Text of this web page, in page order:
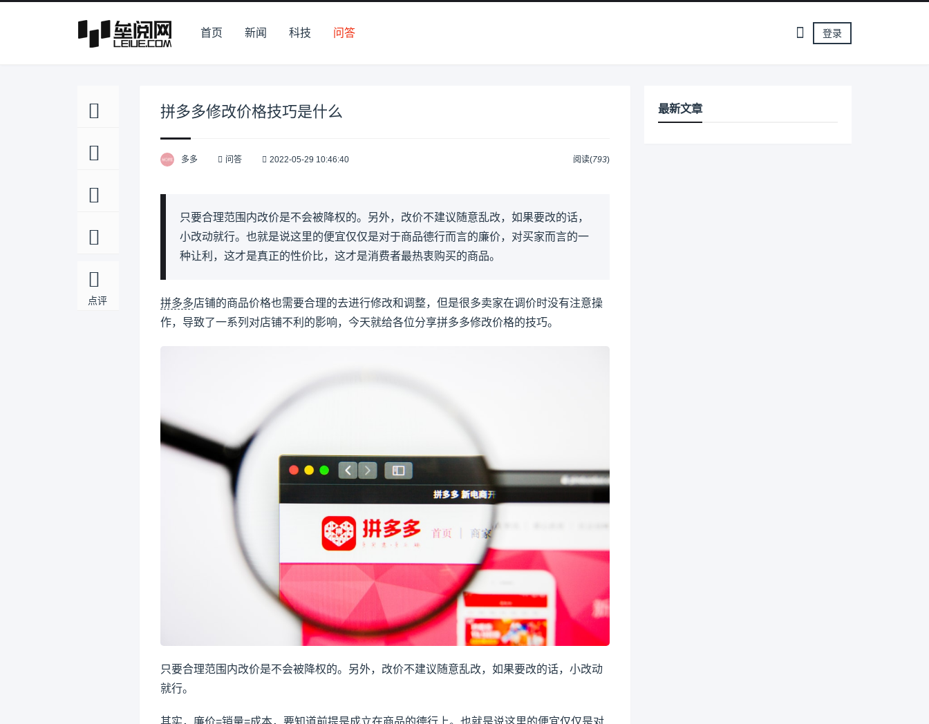
首页 新闻 科技 问答 登录
点评
拼多多修改价格技巧是什么
多多 问答 2022-05-29 10:46:40 阅读(793)
只要合理范围内改价是不会被降权的。另外，改价不建议随意乱改，如果要改的话，
小改动就行。也就是说这里的便宜仅仅是对于商品德行而言的廉价，对买家而言的一
种让利，这才是真正的性价比，这才是消费者最热衷购买的商品。
拼多多店铺的商品价格也需要合理的去进行修改和调整，但是很多卖家在调价时没有注意操
作，导致了一系列对店铺不利的影响，今天就给各位分享拼多多修改价格的技巧。
只要合理范围内改价是不会被降权的。另外，改价不建议随意乱改，如果要改的话，小改动
就行。
其实，廉价=销量=成本，要知道前提是成立在商品的德行上。也就是说这里的便宜仅仅是对
最新文章